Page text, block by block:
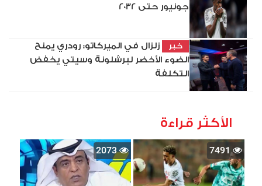
جونيور حتى 2032
خبر
زلزال في الميركاتو: رودري يمنح
الضوء الأخضر لبرشلونة وسيتي يخفض
التكلفة
الأكثر قراءة
7491
2073